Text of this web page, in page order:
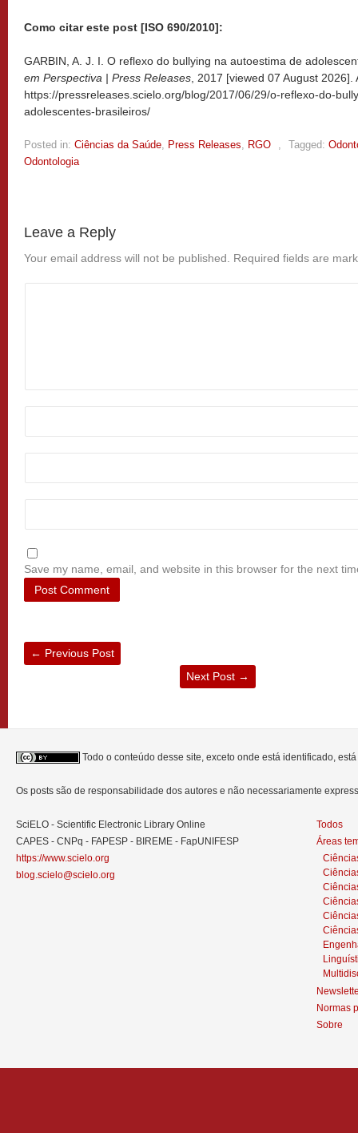
Como citar este post [ISO 690/2010]:
GARBIN, A. J. I. O reflexo do bullying na autoestima de
em Perspectiva | Press Releases , 2017 [viewed 07 August 2026].
https://pressreleases.scielo.org/blog/2017/06/29/o-reflexo-do-
adolescentes-brasileiros/
Posted in: Ciências da Saúde, Press Releases, RGO , Tagged:
Odontologia
Leave a Reply
Your email address will not be published. Required fields are
Save my name, email, and website in this browser for the next
← Previous Post
Next Post →
Todo o conteúdo desse site, exceto onde está identificado,
Os posts são de responsabilidade dos autores e não necessariamente
SciELO - Scientific Electronic Library Online
CAPES - CNPq - FAPESP - BIREME - FapUNIFESP
https://www.scielo.org
blog.scielo@scielo.org
Todos
Áreas
Normas
Sobre